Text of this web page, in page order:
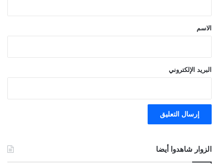
*الاسم
البريد الإلكتروني
الزوار شاهدوا أيضا